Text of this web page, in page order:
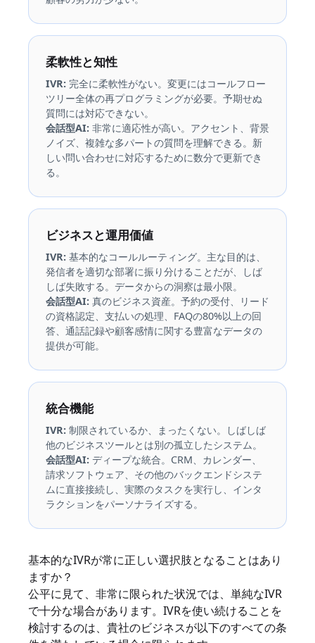
柔軟性と知性
IVR: 完全に柔軟性がない。変更にはコールフロー
ツリー全体の再プログラミングが必要。予期せぬ
質問には対応できない。
会話型AI: 非常に適応性が高い。アクセント、背景
ノイズ、複雑な多パートの質問を理解できる。新
しい問い合わせに対応するために数分で更新でき
る。
ビジネスと運用価値
IVR: 基本的なコールルーティング。主な目的は、
発信者を適切な部署に振り分けることだが、しば
しば失敗する。データからの洞察は最小限。
会話型AI: 真のビジネス資産。予約の受付、リード
の資格認定、支払いの処理、FAQの80%以上の回
答、通話記録や顧客感情に関する豊富なデータの
提供が可能。
統合機能
IVR: 制限されているか、まったくない。しばしば
他のビジネスツールとは別の孤立したシステム。
会話型AI: ディープな統合。CRM、カレンダー、
請求ソフトウェア、その他のバックエンドシステ
ムに直接接続し、実際のタスクを実行し、インタ
ラクションをパーソナライズする。
基本的なIVRが常に正しい選択肢となることはあり
ますか？
公平に見て、非常に限られた状況では、単純なIVR
で十分な場合があります。IVRを使い続けることを
検討するのは、貴社のビジネスが以下のすべての条